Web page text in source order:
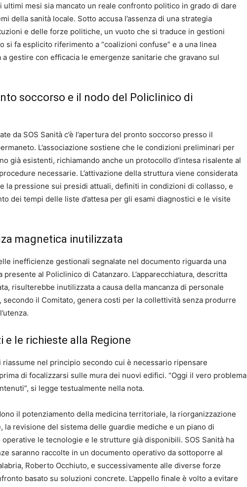
ultimi mesi sia mancato un reale confronto politico in grado di dare
della sanità locale. Sotto accusa l’assenza di una strategia
e delle forze politiche, un vuoto che si traduce in gestioni
si fa esplicito riferimento a “coalizioni confuse” e a una linea
a gestire con efficacia le emergenze sanitarie che gravano sul
soccorso e il nodo del Policlinico di
da SOS Sanità c’è l’apertura del pronto soccorso presso il
L’associazione sostiene che le condizioni preliminari per
già esistenti, richiamando anche un protocollo d’intesa risalente al
necessarie. L’attivazione della struttura viene considerata
la pressione sui presidi attuali, definiti in condizioni di collasso, e
dei tempi delle liste d’attesa per gli esami diagnostici e le visite
magnetica inutilizzata
inefficienze gestionali segnalate nel documento riguarda una
presente al Policlinico di Catanzaro. L’apparecchiatura, descritta
risulterebbe inutilizzata a causa della mancanza di personale
secondo il Comitato, genera costi per la collettività senza produrre
e le richieste alla Regione
riassume nel principio secondo cui è necessario ripensare
di focalizzarsi sulle mura dei nuovi edifici. “Oggi il vero problema
si legge testualmente nella nota.
il potenziamento della medicina territoriale, la riorganizzazione
la revisione del sistema delle guardie mediche e un piano di
le tecnologie e le strutture già disponibili. SOS Sanità ha
saranno raccolte in un documento operativo da sottoporre al
Roberto Occhiuto, e successivamente alle diverse forze
basato su soluzioni concrete. L’appello finale è volto a evitare